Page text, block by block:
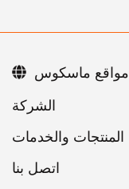
اتصل بنا
مواقع ماسكوس